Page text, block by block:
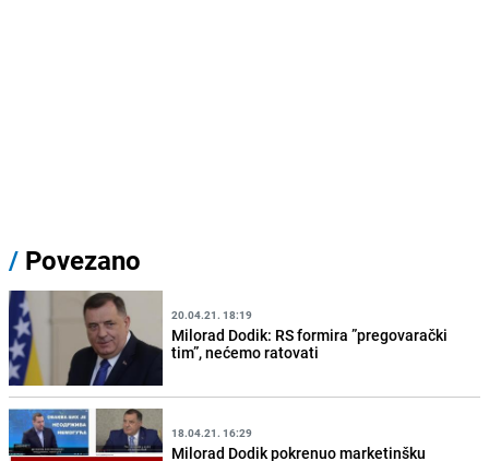
/ Povezano
20.04.21. 18:19
Milorad Dodik: RS formira ”pregovarački
tim”, nećemo ratovati
18.04.21. 16:29
Milorad Dodik pokrenuo marketinšku